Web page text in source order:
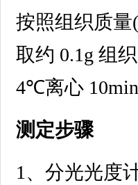
按照组织质量
取约 0.1g 组
4℃离心
测定步骤
1、分光光度